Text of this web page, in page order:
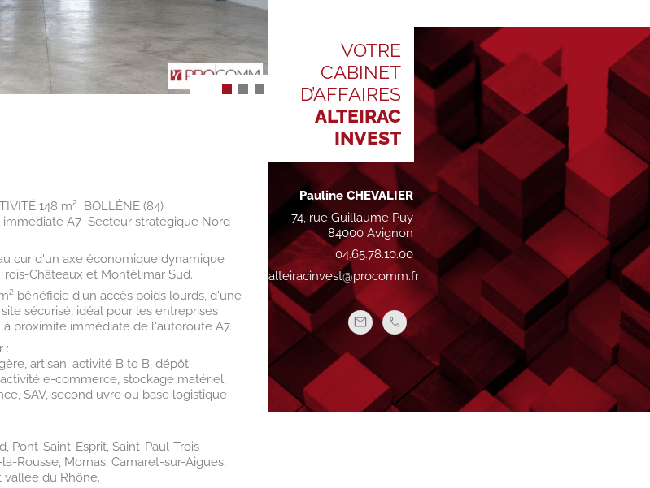
148 m²  BOLLÈNE (84)
immédiate A7  Secteur stratégique Nord
cur d'un axe économique dynamique
Châteaux et Montélimar Sud.
bénéficie d'un accès poids lourds, d'une
sécurisé, idéal pour les entreprises
proximité immédiate de l'autoroute A7.
:
artisan, activité B to B, dépôt
e-commerce, stockage matériel,
SAV, second uvre ou base logistique
Pont-Saint-Esprit, Saint-Paul-Trois-
Rousse, Mornas, Camaret-sur-Aigues,
vallée du Rhône.
VOTRE
CABINET
D’AFFAIRES
ALTEIRAC
INVEST
Pauline CHEVALIER
74, rue Guillaume Puy
84000 Avignon
04.65.78.10.00
alteiracinvest@procomm.fr